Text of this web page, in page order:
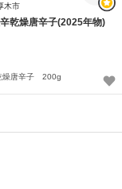
木市
乾燥唐辛子(2025年物)
燥唐辛子 200g